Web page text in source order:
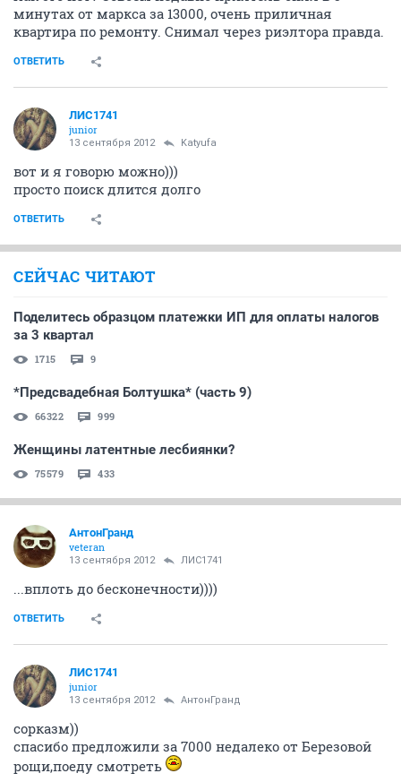
минутах от маркса за 13000, очень приличная
квартира по ремонту. Снимал через риэлтора правда.
ОТВЕТИТЬ
ЛИС1741
junior
13 сентября 2012 Katyufa
вот и я говорю можно)))
просто поиск длится долго
ОТВЕТИТЬ
СЕЙЧАС ЧИТАЮТ
Поделитесь образцом платежки ИП для оплаты налогов
за 3 квартал
1715 9
*Предсвадебная Болтушка* (часть 9)
66322 999
Женщины латентные лесбиянки?
75579 433
АнтонГранд
veteran
13 сентября 2012 ЛИС1741
...вплоть до бесконечности))))
ОТВЕТИТЬ
ЛИС1741
junior
13 сентября 2012 АнтонГранд
сорказм))
спасибо предложили за 7000 недалеко от Березовой
рощи,поеду смотреть